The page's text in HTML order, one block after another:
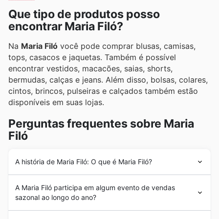
Que tipo de produtos posso
encontrar Maria Filó?
Na Maria Filó você pode comprar blusas, camisas,
tops, casacos e jaquetas. Também é possível
encontrar vestidos, macacões, saias, shorts,
bermudas, calças e jeans. Além disso, bolsas, colares,
cintos, brincos, pulseiras e calçados também estão
disponíveis em suas lojas.
Perguntas frequentes sobre Maria
Filó
A história de Maria Filó: O que é Maria Filó?
Osorio que, naqueles anos, começou com suas criações
baseadas em tecidos coloridos e detalhes elegantes.
Com o tempo, outros talentos se juntaram à empresa, o
A Maria Filó participa em algum evento de vendas
sazonal ao longo do ano?